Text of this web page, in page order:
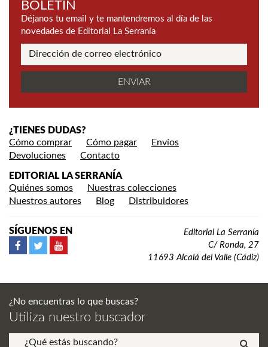
BOLETÍN
Déjanos tu email y te mantendremos al día de las
novedades de Editorial La Serranía
¿TIENES DUDAS?
Cómo comprar
Cómo pagar
Envíos
Devoluciones
Contacto
EDITORIAL LA SERRANÍA
Quiénes somos
Nuestras colecciones
Nuestros autores
Blog Distribuidores
SÍGUENOS EN
Editorial La Serranía
C/ Ronda, 27
11693 Alcalá del Valle (Cádiz)
¿No encuentras lo que buscas?
Utiliza nuestro buscador